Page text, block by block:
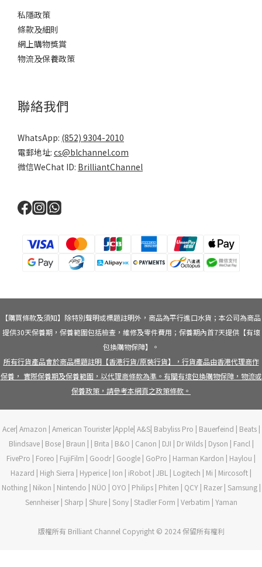
私隱政策
條款及細則
網上購物獎賞
物流及保養政策
聯絡我們
WhatsApp: (852) 9304-2010
電郵地址: cs@blchannel.com
微信WeChat ID: BrilliantChannel
【購買條款及須知】除特別聲明或標題註明外，商品為平行進口水貨；本公司為商品
提供30天保養期，保養範圍包括檢查，維修及零件費用；保養期內首7天提供【有壞
包換購物保障】。
所有行貨產品會於商品標題註明【香港行貨/原裝行貨】，行貨產品由香港代理商作
保養， 實際保養期及保養範圍，以代理商條款為準。有關有壞包換購物保障，物流或
保養政策，請參考本網頁之政策條款。
Acer| Amazon | American Tourister |Apple| A&S| Babyliss Pro | Bauerfeind | Beats |
Blindsave | Bose | Braun | | Brita | B&O | Canon | DJI | Dr Wilds | Dyson | Fancl |
FivePro | Foreo | FujiFilm | Goodr | Google | GoPro | Harman Kardon | Haylou |
Hazard | High Sierra | Hyperice | Ion | iRobot | JBL | Logitech | Mi | Mircosoft |
Nothing | Nikon | Nintendo | NÜO | OYO | Philips | Phiten | QCY | Razer | Samsung |
Sennheiser | Sharp | Shure | Sony | Stadler Form | Verbatim | Yaman
版權所有 Brilliant Channel Copyright © 2024 保留所有權利